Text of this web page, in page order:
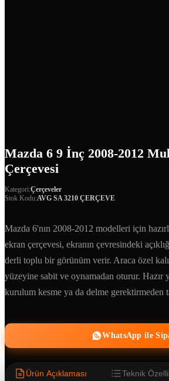
Mazda 6 9 İnç 2008-2012
Çerçevesi
Kategori:Çerçeveler
Stok Kodu:AVG SA 3210 ÇERÇEVE
Mazda 6'nın 2008-2012 modelleri için
ekran çerçevesi, ekranın çevresindeki
derli toplu bir görünüm verir. Araca özel
yüzeyine sabit ve oynamadan oturur. Hazır
kurulum kesme ya da delme gerektirmeden
WhatsApp ile
Ürün Açıklaması Teknik